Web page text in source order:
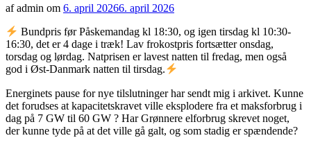
af admin om 6. april 20266. april 2026
Bundpris før Påskemandag kl 18:30, og igen tirsdag kl 10:30-
16:30, det er 4 dage i træk! Lav frokostpris fortsætter onsdag,
torsdag og lørdag. Natprisen er lavest natten til fredag, men også
god i Øst-Danmark natten til tirsdag.
Energinets pause for nye tilslutninger har sendt mig i arkivet. Kunne
det forudses at kapacitetskravet ville eksplodere fra et maksforbrug i
dag på 7 GW til 60 GW ? Har Grønnere elforbrug skrevet noget,
der kunne tyde på at det ville gå galt, og som stadig er spændende?